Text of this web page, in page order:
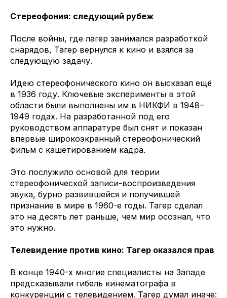
Стереофония: следующий рубеж
После войны, где лагер занимался разработкой
снарядов, Тагер вернулся к кино и взялся за
следующую задачу.
Идею стереофонического кино он высказал ещё
в 1936 году. Ключевые эксперименты в этой
области были выполнены им в НИКФИ в 1948–
1949 годах. На разработанной под его
руководством аппаратуре был снят и показан
впервые широкоэкранный стереофонический
фильм с кашетированием кадра.
Это послужило основой для теории
стереофонической записи-воспроизведения
звука, бурно развившейся и получившей
признание в мире в 1960-е годы. Тагер сделал
это на десять лет раньше, чем мир осознал, что
это нужно.
Телевидение против кино: Тагер оказался прав
В конце 1940-х многие специалисты на Западе
предсказывали гибель кинематографа в
конкуренции с телевидением. Тагер думал иначе: